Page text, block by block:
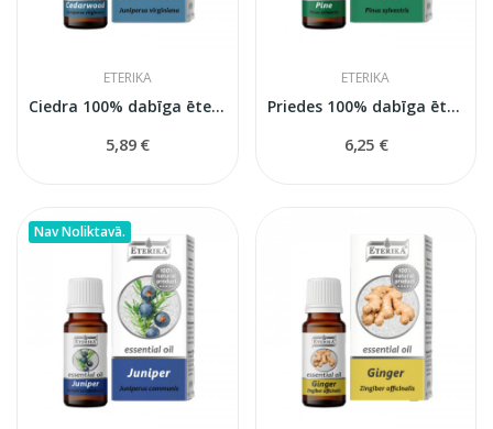
ETERIKA
Ciedra 100% dabīga ēteriskā eļļa (Juniperus...
5,89 €
ETERIKA
Priedes 100% dabīga ēteriskā eļļa (Pinus...
6,25 €
Nav Noliktavā.